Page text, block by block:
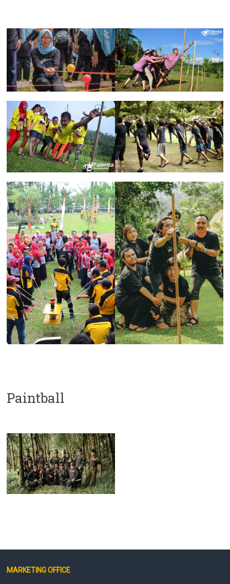
Paintball
MARKETING OFFICE